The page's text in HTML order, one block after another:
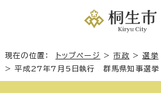
現在の位置： トップページ >市政 >選挙
>平成27年7月5日執行 群馬県知事選挙